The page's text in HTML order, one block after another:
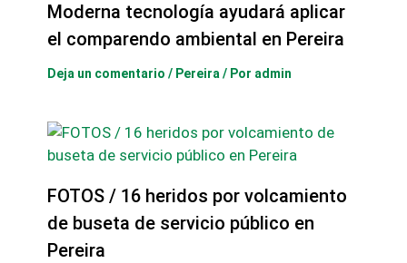
Moderna tecnología ayudará aplicar
el comparendo ambiental en Pereira
Deja un comentario / Pereira/ Por admin
FOTOS / 16 heridos por volcamiento
de buseta de servicio público en
Pereira